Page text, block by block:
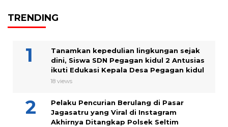
TRENDING
Tanamkan kepedulian lingkungan sejak
dini, Siswa SDN Pegagan kidul 2 Antusias
ikuti Edukasi Kepala Desa Pegagan kidul
18 views
Pelaku Pencurian Berulang di Pasar
Jagasatru yang Viral di Instagram
Akhirnya Ditangkap Polsek Seltim